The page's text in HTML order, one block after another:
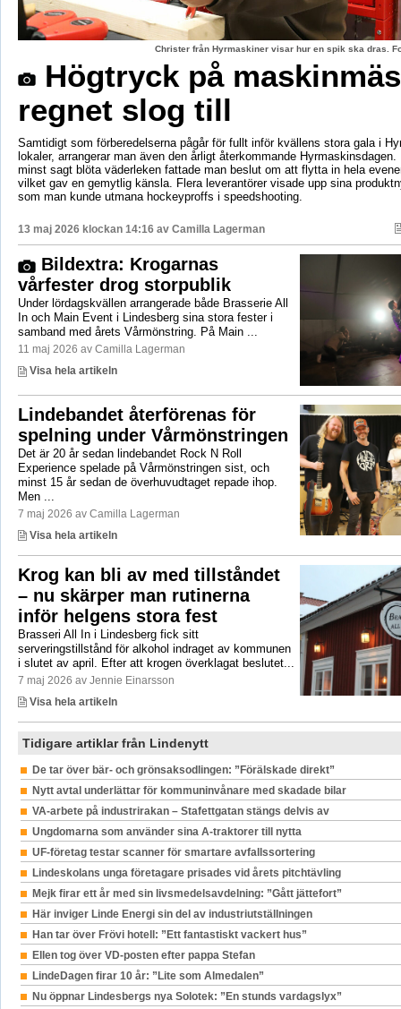
Christer från Hyrmaskiner visar hur en spik ska dras.
Högtryck på
regnet slog till
Samtidigt som förberedelserna pågår för fullt inför kvällens stora gala i
lokaler, arrangerar man även den årligt återkommande
minst sagt blöta väderleken fattade man beslut om att flytta in hela
vilket gav en gemytlig känsla. Flera leverantörer visade upp sina
som man kunde utmana hockeyproffs i speedshooting.
13 maj 2026 klockan 14:16 av Camilla Lagerman
Bildextra: Krogarnas
vårfester drog storpublik
Under lördagskvällen arrangerade både Brasserie All
In och Main Event i Lindesberg sina stora fester i
samband med årets Vårmönstring. På Main ...
11 maj 2026 av Camilla Lagerman
Visa hela artikeln
Lindebandet återförenas för
spelning under Vårmönstringen
Det är 20 år sedan lindebandet Rock N Roll
Experience spelade på Vårmönstringen sist, och
minst 15 år sedan de överhuvudtaget repade ihop.
Men ...
7 maj 2026 av Camilla Lagerman
Visa hela artikeln
Krog kan bli av med tillståndet
– nu skärper man rutinerna
inför helgens stora fest
Brasseri All In i Lindesberg fick sitt
serveringstillstånd för alkohol indraget av kommunen
i slutet av april. Efter att krogen överklagat beslutet...
7 maj 2026 av Jennie Einarsson
Visa hela artikeln
Tidigare artiklar från Lindenytt
De tar över bär- och grönsaksodlingen: ”Förälskade direkt”
Nytt avtal underlättar för kommuninvånare med skadade bilar
VA-arbete på industrirakan – Stafettgatan stängs delvis av
Ungdomarna som använder sina A-traktorer till nytta
UF-företag testar scanner för smartare avfallssortering
Lindeskolans unga företagare prisades vid årets pitchtävling
Mejk firar ett år med sin livsmedelsavdelning: ”Gått jättefort”
Här inviger Linde Energi sin del av industriutställningen
Han tar över Frövi hotell: ”Ett fantastiskt vackert hus”
Ellen tog över VD-posten efter pappa Stefan
LindeDagen firar 10 år: ”Lite som Almedalen”
Nu öppnar Lindesbergs nya Solotek: ”En stunds vardagslyx”